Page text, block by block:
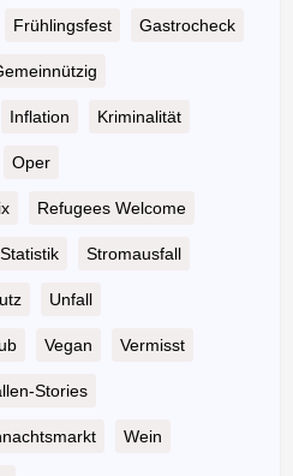
Frühlingsfest Gastrocheck
Inflation Kriminalität
Oper
Refugees Welcome
Statistik Stromausfall
Unfall
Vegan Vermisst
Stories
Wein